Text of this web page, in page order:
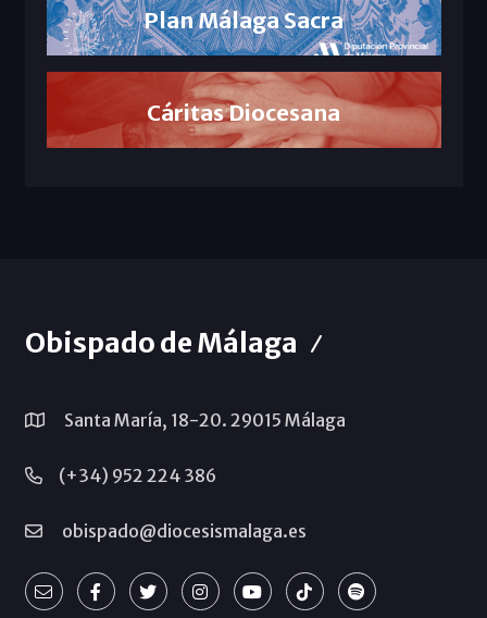
Plan Málaga Sacra
Cáritas Diocesana
Obispado de Málaga
Santa María, 18-20. 29015 Málaga
(+34) 952 224 386
obispado@diocesismalaga.es